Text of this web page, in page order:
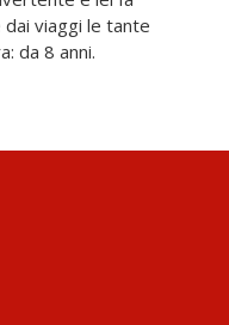
viaggi le tante
da 8 anni.